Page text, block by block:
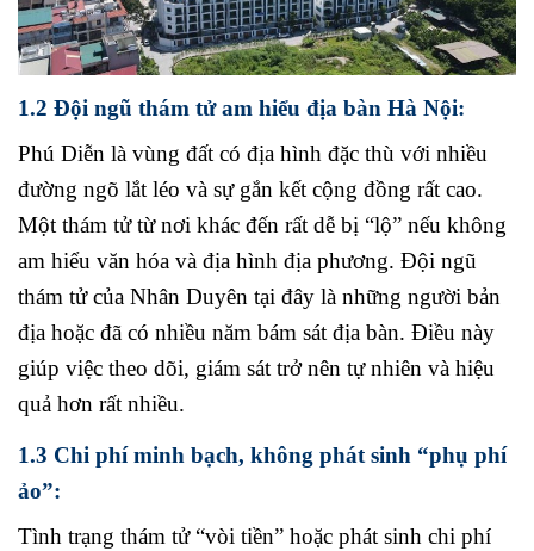
1.2 Đội ngũ thám tử am hiểu địa bàn Hà Nội:
Phú Diễn là vùng đất có địa hình đặc thù với nhiều
đường ngõ lắt léo và sự gắn kết cộng đồng rất cao.
Một thám tử từ nơi khác đến rất dễ bị “lộ” nếu không
am hiểu văn hóa và địa hình địa phương. Đội ngũ
thám tử của Nhân Duyên tại đây là những người bản
địa hoặc đã có nhiều năm bám sát địa bàn. Điều này
giúp việc theo dõi, giám sát trở nên tự nhiên và hiệu
quả hơn rất nhiều.
1.3 Chi phí minh bạch, không phát sinh “phụ phí
ảo”:
Tình trạng thám tử “vòi tiền” hoặc phát sinh chi phí